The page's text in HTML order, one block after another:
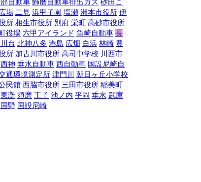
自動車 飾磨自動車排出ガス 砂田こ
場 二見 浜甲子園 塩瀬 洲本市役所 伊
所 相生市役所 別府 栄町 高砂市役所
役場 六甲アイランド 魚崎自動車 長
台 北神八多 港島 広畑 白浜 林崎 豊
所 加古川市役所 高司中学校 川西市
西神 垂水自動車 西自動車 国設尼崎自
通環境測定所 津門川
朝日ヶ丘小学校
民館 西脇市役所 三田市役所 稲美町
東灘 須磨 王子 池ノ内 平岡 垂水 武庫
野 国設尼崎